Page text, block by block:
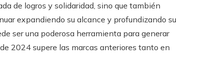
de logros y solidaridad, sino que también
expandiendo su alcance y profundizando su
ser una poderosa herramienta para generar
2024 supere las marcas anteriores tanto en